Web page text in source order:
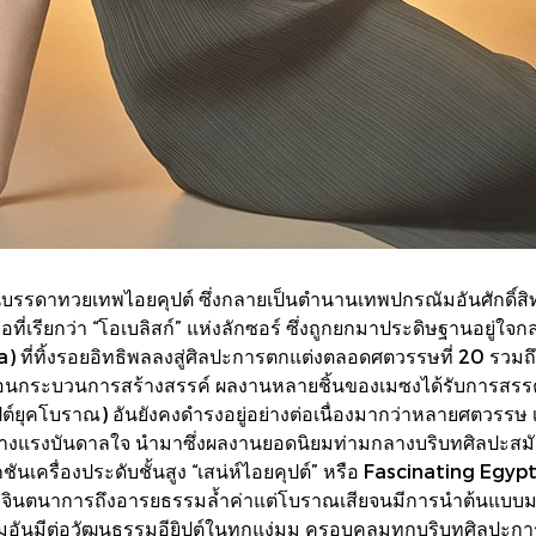
รรดาทวยเทพไอยคุปต์ ซึ่งกลายเป็นตำนานเทพปกรณัมอันศัก
รียกว่า “โอเบลิสก์” แห่งลักซอร์ ซึ่งถูกยกมาประดิษฐานอยู่ใจ
ที่ทิ้งรอยอิทธิพลลงสู่ศิลปะการตกแต่งตลอดศตวรรษที่ 20 รวม
ระบวนการสร้างสรรค์ ผลงานหลายชิ้นของเมซงได้รับการสร
ยุคโบราณ) อันยังคงดำรงอยู่อย่างต่อเนื่องมากว่าหลายศตวรร
แรงบันดาลใจ นำมาซึ่งผลงานยอดนิยมท่ามกลางบริบทศิลปะส
เครื่องประดับชั้นสูง “เสน่ห์ไอยคุปต์” หรือ Fascinating
ตนาการถึงอารยธรรมล้ำค่าแต่โบราณเสียจนมีการนำต้นแบบ
อันมีต่อวัฒนธรรมอียิปต์ในทุกแง่มุม ครอบคลุมทุกบริบทศิลปะก